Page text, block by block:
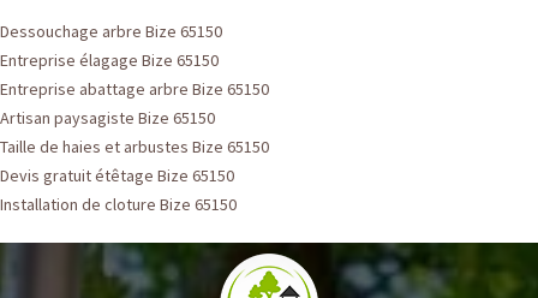
Dessouchage arbre Bize 65150
Entreprise élagage Bize 65150
Entreprise abattage arbre Bize 65150
Artisan paysagiste Bize 65150
Taille de haies et arbustes Bize 65150
Devis gratuit étêtage Bize 65150
Installation de cloture Bize 65150